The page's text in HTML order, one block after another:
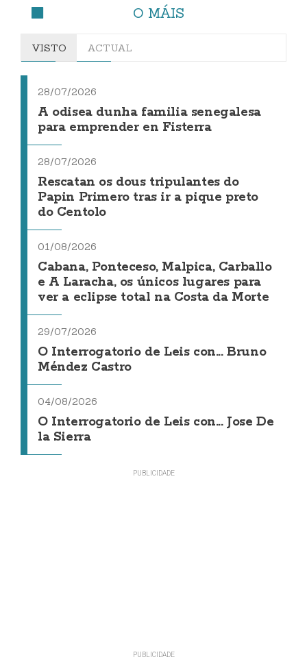
O MÁIS
VISTO ACTUAL
28/07/2026
A odisea dunha familia senegalesa
para emprender en Fisterra
28/07/2026
Rescatan os dous tripulantes do
Papin Primero tras ir a pique preto
do Centolo
01/08/2026
Cabana, Ponteceso, Malpica, Carballo
e A Laracha, os únicos lugares para
ver a eclipse total na Costa da Morte
29/07/2026
O Interrogatorio de Leis con... Bruno
Méndez Castro
04/08/2026
O Interrogatorio de Leis con... Jose De
la Sierra